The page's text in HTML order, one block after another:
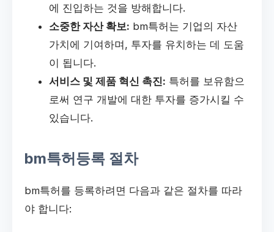
에 진입하는 것을 방해합니다.
소중한 자산 확보: bm특허는 기업의 자산
가치에 기여하며, 투자를 유치하는 데 도움
이 됩니다.
서비스 및 제품 혁신 촉진: 특허를 보유함으
로써 연구 개발에 대한 투자를 증가시킬 수
있습니다.
bm특허등록 절차
bm특허를 등록하려면 다음과 같은 절차를 따라
야 합니다: